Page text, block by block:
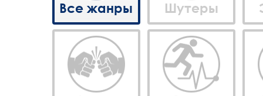
Все жанры Шутеры